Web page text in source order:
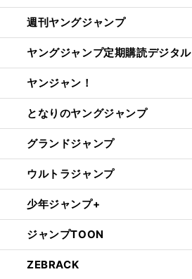
週刊ヤングジャンプ
ヤングジャンプ定期購読デジタル
ヤンジャン！
となりのヤングジャンプ
グランドジャンプ
ウルトラジャンプ
少年ジャンプ+
ジャンプTOON
ZEBRACK